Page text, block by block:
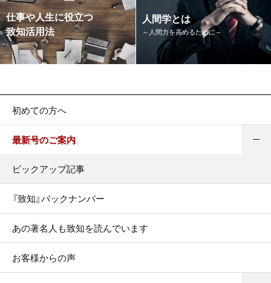
仕事や人生に役立つ
致知活用法
人間学とは
～人間力を高めるために～
初めての方へ
最新号のご案内
ピックアップ記事
『致知』バックナンバー
あの著名人も致知を読んでいます
お客様からの声